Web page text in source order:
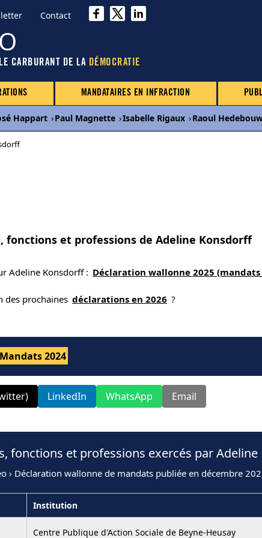
Contact
CARBURANT DE LA DÉMOCRATIE
MANDATAIRES EN INFRACTION
Happart ›Paul Magnette ›Isabelle Rigaux ›Raoul
fonctions et professions de Adeline Konsdorff
Adeline Konsdorff : Déclaration wallonne 2025 (mandats
des prochaines déclarations en 2026 ?
Mandats 2024
LinkedIn WhatsApp Email
fonctions et professions exercés par
› Déclaration wallonne de mandats publiée en décembre
Institution
Centre Publique d'Action Sociale de Beyne-Heusay